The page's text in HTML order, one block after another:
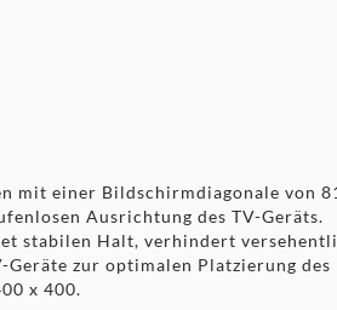
mit einer Bildschirmdiagonale von
Ausrichtung des TV-Geräts.
stabilen Halt, verhindert
zur optimalen Platzierung
x 400.